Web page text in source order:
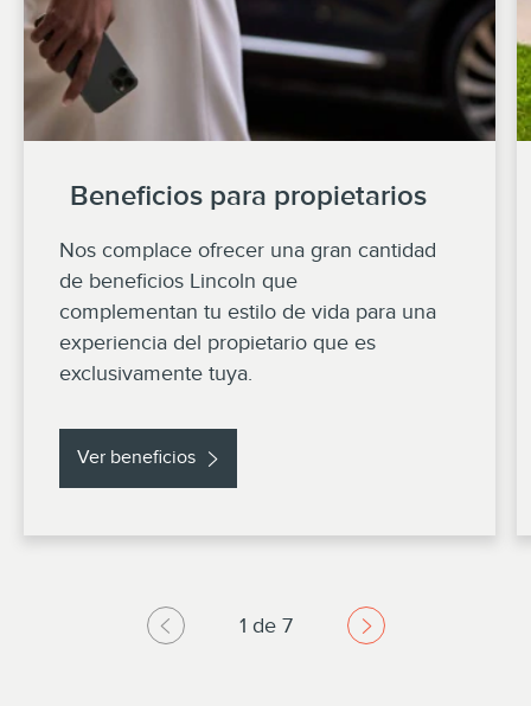
Beneficios para propietarios
Nos complace ofrecer una gran cantidad
de beneficios Lincoln que
complementan tu estilo de vida para una
experiencia del propietario que es
exclusivamente tuya.
Ver beneficios
1 de 7